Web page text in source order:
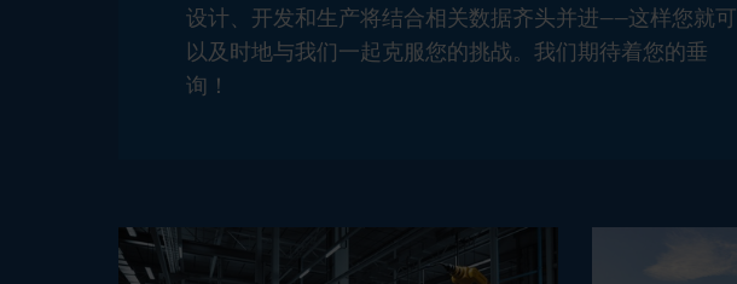
设计、开发和生产将结合相关数据齐头并进——这样您就可
以及时地与我们一起克服您的挑战。我们期待着您的垂
询！